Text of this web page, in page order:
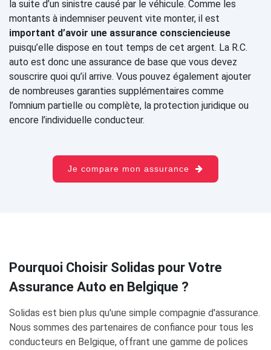
la suite d’un sinistre causé par le véhicule. Comme les
montants à indemniser peuvent vite monter, il est
important d’avoir une assurance consciencieuse
puisqu’elle dispose en tout temps de cet argent. La R.C.
auto est donc une assurance de base que vous devez
souscrire quoi qu’il arrive. Vous pouvez également ajouter
de nombreuses garanties supplémentaires comme
l’omnium partielle ou complète, la protection juridique ou
encore l’individuelle conducteur.
Je compare mon assurance
Pourquoi Choisir Solidas pour Votre
Assurance Auto en Belgique ?
Solidas est bien plus qu'une simple compagnie d'assurance.
Nous sommes des partenaires de confiance pour tous les
conducteurs en Belgique, offrant une gamme de polices